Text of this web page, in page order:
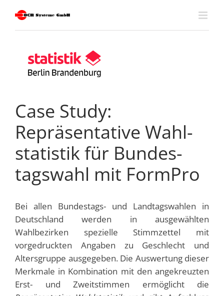
content
Case Study:
Repräsentative Wahl­
statistik für Bundes­
tags­wahl mit FormPro
Bei allen Bundestags- und Landtagswahlen in
Deutschland werden in ausgewählten
Wahlbezirken spezielle Stimmzettel mit
vorgedruckten Angaben zu Geschlecht und
Altersgruppe ausgegeben. Die Auswertung dieser
Merkmale in Kombination mit den angekreuzten
Erst- und Zweitstimmen ermöglicht die